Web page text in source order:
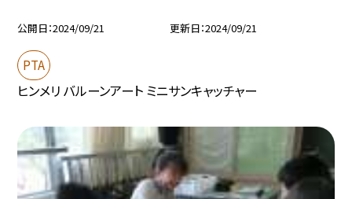
公開日 2024/09/21 更新日 2024/09/21
PTA
ヒンメリ バルーンアート ミニサンキャッチャー